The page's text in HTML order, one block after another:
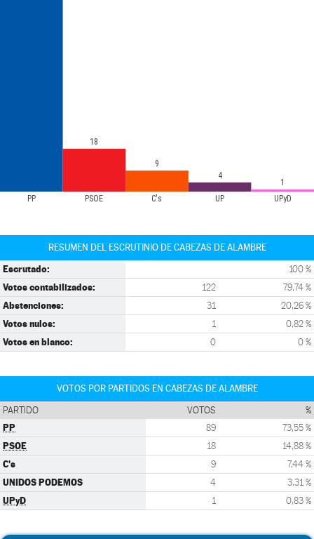
PP PSOE C's UP UPyD
18
9
4
1
RESUMEN DEL ESCRUTINIO DE CABEZAS DE ALAMBRE
Escrutado: 100 %
Votos contabilizados: 122 79,74 %
Abstenciones: 31 20,26 %
Votos nulos: 1 0,82 %
Votos en blanco: 0 0 %
VOTOS POR PARTIDOS EN CABEZAS DE ALAMBRE
PARTIDO VOTOS %
PP 89 73,55 %
PSOE 18 14,88 %
C's 9 7,44 %
UNIDOS PODEMOS 4 3,31 %
UPyD 1 0,83 %